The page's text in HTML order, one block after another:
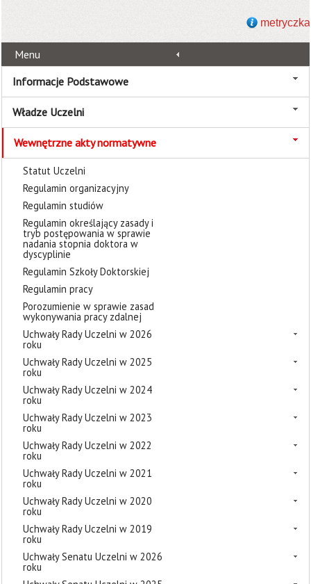
metryczka
Menu
Informacje Podstawowe
Władze Uczelni
Wewnętrzne akty normatywne
Statut Uczelni
Regulamin organizacyjny
Regulamin studiów
Regulamin określający zasady i
tryb postępowania w sprawie
nadania stopnia doktora w
dyscyplinie
Regulamin Szkoły Doktorskiej
Regulamin pracy
Porozumienie w sprawie zasad
wykonywania pracy zdalnej
Uchwały Rady Uczelni w 2026
roku
Uchwały Rady Uczelni w 2025
roku
Uchwały Rady Uczelni w 2024
roku
Uchwały Rady Uczelni w 2023
roku
Uchwały Rady Uczelni w 2022
roku
Uchwały Rady Uczelni w 2021
roku
Uchwały Rady Uczelni w 2020
roku
Uchwały Rady Uczelni w 2019
roku
Uchwały Senatu Uczelni w 2026
roku